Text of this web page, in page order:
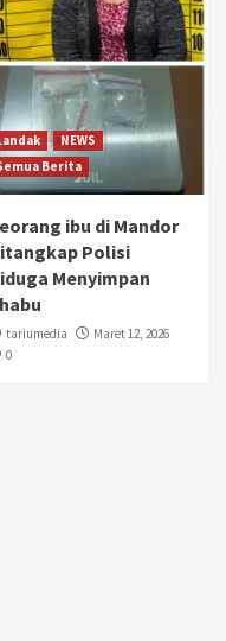
NEWS
Berita
ibu di Mandor
Polisi
Menyimpan
tariumedia
Maret 12, 2026
0